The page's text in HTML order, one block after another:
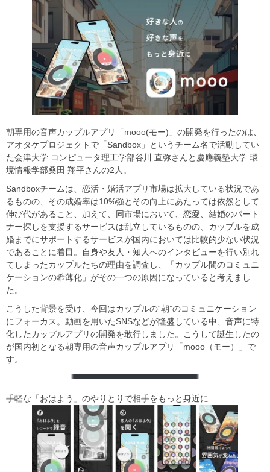
朝専用の音声カップルアプリ「mooo(モー)」の開発を行ったのは、
アオタケプロジェクトで「Sandbox」というチーム名で活動してい
た会津大学 コンピュータ理工学部谷川 直弥さんと慶應義塾大学 環
境情報学部桑田 翔平さんの2人。
Sandboxチームは、恋活・婚活アプリ市場は拡大している状況であ
るものの、その成婚率は10%強とその向上にあたっては依然として
伸び代があること、加えて、同市場において、恋愛、結婚のパート
ナー探しを支援するサービスは乱立しているものの、カップルを成
婚までにサポートするサービスが国内においては比較的少ない状況
であることに着目。自身や友人・知人へのインタビューを行い別れ
てしまったカップルたちの理由を調査し、「カップル間のコミュニ
ケーションの希薄化」がその一つの原因になっていると考えまし
た。
こうした背景を受け、今回はカップルの“朝”のコミュニケーション
にフォーカス。動画を用いたSNSなどが隆盛している中、音声に特
化したカップルアプリの開発を敢行しました。こうして誕生したの
が国内初となる朝専用の音声カップルアプリ「mooo（モー）」で
す。
手軽な「おはよう」のやりとりで相手をもっと身近に